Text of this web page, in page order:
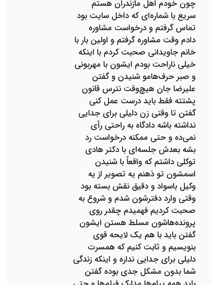
چون خودم اهل مازندران هستم
سریع با شماره‌ای که داخل سایت بود
تماس گرفتم و درخواست مشاوره
دادم وقت مشاوره گرفتم و اولین بار با
خانم جاویدانی صحبت کردم با اینکه
خیلی ناراحت بودم ایشون با مهربونی
و صبر حرف‌هامو شنیدن و گفتن
علیرضا جان هیچ‌وقت نترس قانون
پشتته فقط باید درست عمل کنی
گفتن تا وقتی زن دلیلی برای جدایی
نداشته باشه دادگاه به راحتی رأی
نمی‌ده و حتی ممکنه درخواست رد
بشه بعدش جلسه‌ای با دکتر هادی
توکلی داشتم که واقعاً با شنیدن
اسمشون تو ذهنم یه تصویر از یه
وکیل باسواد و دقیق نقش بسته بود
وقتی وارد دفترشون شدم و شروع به
صحبت کردیم فهمیدم چقدر روی
پرونده‌هاشون مسلط هستن ایشون
گفتن باید با هم یک لایحه قوی
بنویسیم و ثابت کنیم که همسرت
دلیلی برای جدایی نداره و اینکه زندگی
شما بدون مشکل جدی بوده گفتن